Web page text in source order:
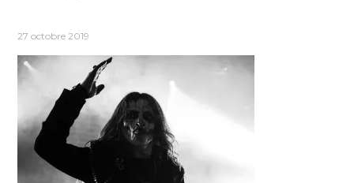
27 octobre 2019